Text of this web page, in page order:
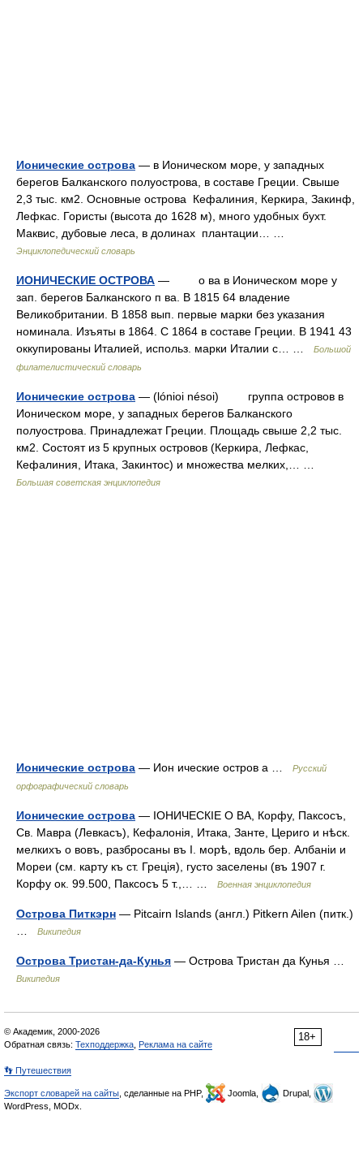
Ионические острова — в Ионическом море, у западных
берегов Балканского полуострова, в составе Греции. Свыше
2,3 тыс. км2. Основные острова Кефалиния, Керкира, Закинф,
Лефкас. Гористы (высота до 1628 м), много удобных бухт.
Маквис, дубовые леса, в долинах плантации… …
Энциклопедический словарь
ИОНИЧЕСКИЕ ОСТРОВА — о ва в Ионическом море у
зап. берегов Балканского п ва. В 1815 64 владение
Великобритании. В 1858 вып. первые марки без указания
номинала. Изъяты в 1864. С 1864 в составе Греции. В 1941 43
оккупированы Италией, использ. марки Италии с… …
Большой
филателистический словарь
Ионические острова — (lónioi nésoi) группа островов в
Ионическом море, у западных берегов Балканского
полуострова. Принадлежат Греции. Площадь свыше 2,2 тыс.
км2. Состоят из 5 крупных островов (Керкира, Лефкас,
Кефалиния, Итака, Закинтос) и множества мелких,… …
Большая советская энциклопедия
Ионические острова — Ион ические остров а …
Русский
орфографический словарь
Ионические острова — ІОНИЧЕСКІЕ О ВА, Корфу, Паксосъ,
Св. Мавра (Левкасъ), Кефалонія, Итака, Занте, Цериго и нѣск.
мелкихъ о вовъ, разбросаны въ І. морѣ, вдоль бер. Албаніи и
Мореи (см. карту къ ст. Греція), густо заселены (въ 1907 г.
Корфу ок. 99.500, Паксосъ 5 т.,… …
Военная энциклопедия
Острова Питкэрн — Pitcairn Islands (англ.) Pitkern Ailen (питк.)
Википедия
Острова Тристан-да-Кунья — Острова Тристан да Кунья …
Википедия
18+
© Академик, 2000-2026
Обратная связь: Техподдержка Реклама на сайте
👣 Путешествия
Экспорт словарей на сайты , сделанные на PHP, Joomla,
Drupal,
WordPress, MODx.